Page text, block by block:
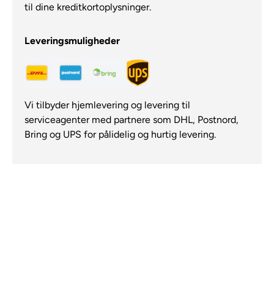
til dine kreditkortoplysninger.
Leveringsmuligheder
Vi tilbyder hjemlevering og levering til
serviceagenter med partnere som DHL, Postnord,
Bring og UPS for pålidelig og hurtig levering.